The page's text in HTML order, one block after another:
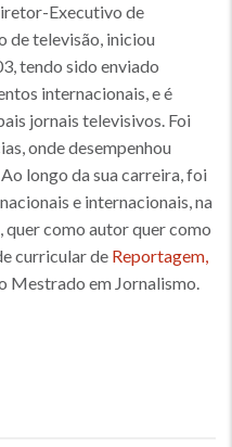
Executivo de
de televisão, iniciou
tendo sido enviado
internacionais, e é
jornais televisivos. Foi
onde desempenhou
longo da sua carreira, foi
e internacionais, na
, quer como autor quer como
curricular de Reportagem,
Mestrado em Jornalismo.